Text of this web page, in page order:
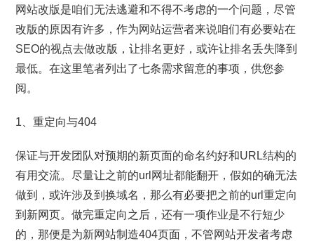
网站改版是咱们无法逃避和不得不考虑的一个问题，尽管
改版的原因有许多，作为网站运营者来说咱们有必要站在
SEO的视点去做改版，让排名更好，或许让排名丢失降到
最低。在这里笔者列出了七条需求留意的事项，供您参
阅。
1、重定向与404
保证与开发团队对预期的新页面的命名约好和URL结构的
有用交流。尽量让之前的url网址都能翻开，假如的确无法
做到，或许涉及到换域名，那么有必要把之前的url重定向
到新网页。做完重定向之后，还有一项作业是不行短少
的，那便是为新网站制造404页面，不管网站开发者考虑